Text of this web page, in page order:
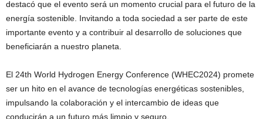
destacó que el evento será un momento crucial para el futuro de la
energía sostenible. Invitando a toda sociedad a ser parte de este
importante evento y a contribuir al desarrollo de soluciones que
beneficiarán a nuestro planeta.
El 24th World Hydrogen Energy Conference (WHEC2024) promete
ser un hito en el avance de tecnologías energéticas sostenibles,
impulsando la colaboración y el intercambio de ideas que
conducirán a un futuro más limpio y seguro.